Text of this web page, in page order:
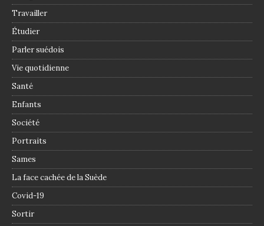
Travailler
Étudier
Parler suédois
Vie quotidienne
Santé
Enfants
Société
Portraits
Sames
La face cachée de la Suède
Covid-19
Sortir